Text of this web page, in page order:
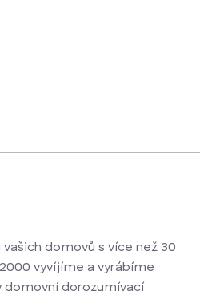
domovů s více než 30
vyvíjíme a vyrábíme
domovní dorozumívací